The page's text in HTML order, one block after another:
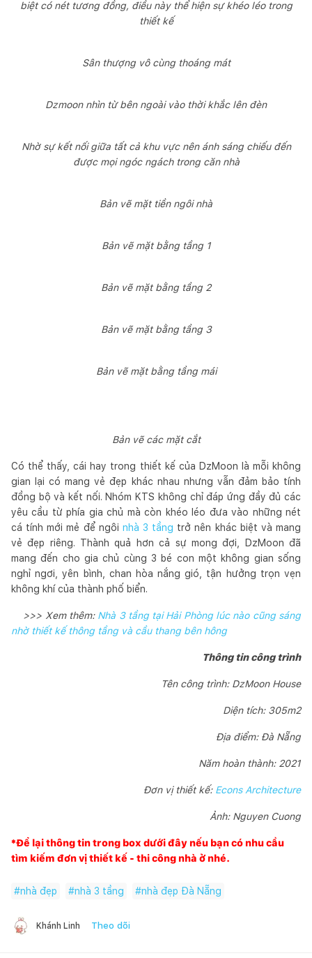
biệt có nét tương đồng, điều này thể hiện sự khéo léo trong
thiết kế
Sân thượng vô cùng thoáng mát
Dzmoon nhìn từ bên ngoài vào thời khắc lên đèn
Nhờ sự kết nối giữa tất cả khu vực nên ánh sáng chiếu đến
được mọi ngóc ngách trong căn nhà
Bản vẽ mặt tiền ngôi nhà
Bản vẽ mặt bằng tầng 1
Bản vẽ mặt bằng tầng 2
Bản vẽ mặt bằng tầng 3
Bản vẽ mặt bằng tầng mái
Bản vẽ các mặt cắt
Có thể thấy, cái hay trong thiết kế của DzMoon là mỗi không
gian lại có mang vẻ đẹp khác nhau nhưng vẫn đảm bảo tính
đồng bộ và kết nối. Nhóm KTS không chỉ đáp ứng đầy đủ các
yêu cầu từ phía gia chủ mà còn khéo léo đưa vào những nét
cá tính mới mẻ để ngôi nhà 3 tầng trở nên khác biệt và mang
vẻ đẹp riêng. Thành quả hơn cả sự mong đợi, DzMoon đã
mang đến cho gia chủ cùng 3 bé con một không gian sống
nghỉ ngơi, yên bình, chan hòa nắng gió, tận hưởng trọn vẹn
không khí của thành phố biển.
>>> Xem thêm: Nhà 3 tầng tại Hải Phòng lúc nào cũng sáng
nhờ thiết kế thông tầng và cầu thang bên hông
Thông tin công trình
Tên công trình: DzMoon House
Diện tích: 305m2
Địa điểm: Đà Nẵng
Năm hoàn thành: 2021
Đơn vị thiết kế:Econs Architecture
Ảnh: Nguyen Cuong
*Để lại thông tin trong box dưới đây nếu bạn có nhu cầu
tìm kiếm đơn vị thiết kế - thi công nhà ở nhé.
#nhà đẹp #nhà 3 tầng #nhà đẹp Đà Nẵng
Khánh Linh Theo dõi